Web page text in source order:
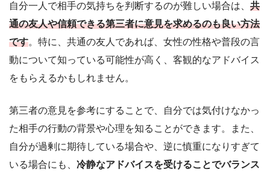
自分一人で相手の気持ちを判断するのが難しい場合は、 共
通の友人や信頼できる第三者に意見を求めるのも良い方法
です。特に、共通の友人であれば、女性の性格や普段の言
動について知っている可能性が高く、客観的なアドバイス
をもらえるかもしれません。
第三者の意見を参考にすることで、自分では気付けなかっ
た相手の行動の背景や心理を知ることができます。また、
自分が過剰に期待している場合や、逆に慎重になりすぎて
いる場合にも、 冷静なアドバイスを受けることでバランス